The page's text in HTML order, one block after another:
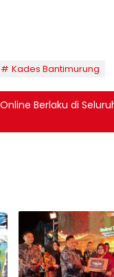
Kades Bantimurung
Berlaku di